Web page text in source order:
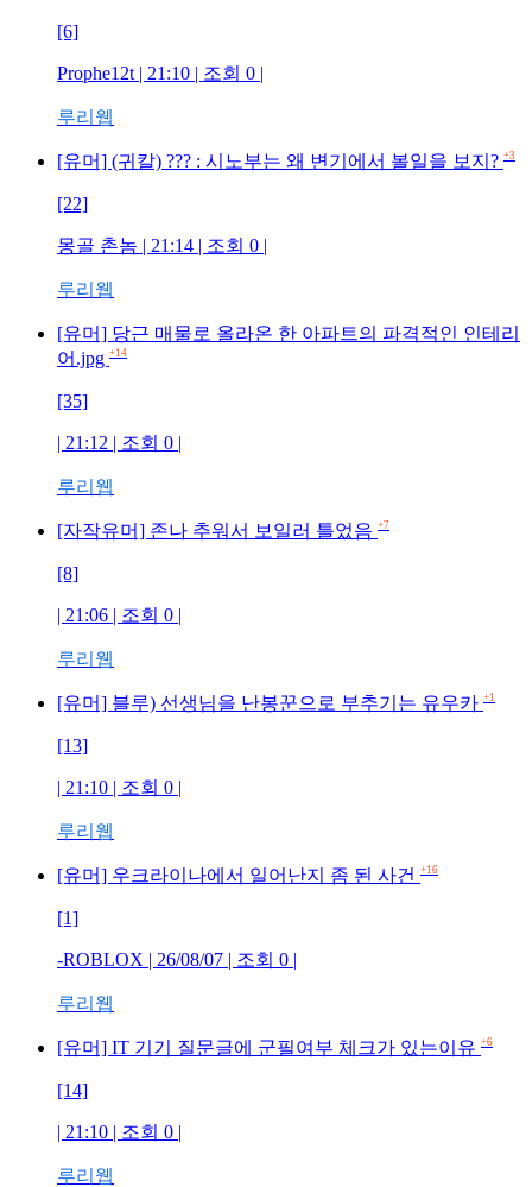
[6]
Prophe12t | 21:10 | 조회 0 |
루리웹
[유머] (귀칼) ??? : 시노부는 왜 변기에서 볼일을 보지? +3
[22]
몽골 촌놈 | 21:14 | 조회 0 |
루리웹
[유머] 당근 매물로 올라온 한 아파트의 파격적인 인테리
어.jpg +14
[35]
| 21:12 | 조회 0 |
루리웹
[자작유머] 존나 추워서 보일러 틀었음 +7
[8]
| 21:06 | 조회 0 |
루리웹
[유머] 블루) 선생님을 난봉꾼으로 부추기는 유우카 +1
[13]
| 21:10 | 조회 0 |
루리웹
[유머] 우크라이나에서 일어난지 좀 된 사건 +16
[1]
-ROBLOX | 26/08/07 | 조회 0 |
루리웹
[유머] IT 기기 질문글에 군필여부 체크가 있는이유 +6
[14]
| 21:10 | 조회 0 |
루리웹